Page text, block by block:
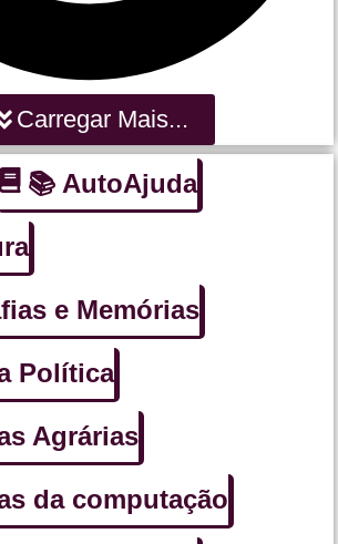
Carregar Mais...
📚 AutoAjuda
e Memórias
Política
Agrárias
da computação